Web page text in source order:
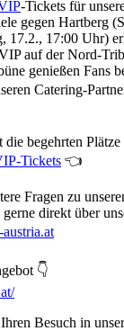
-Tickets für
gegen Hartberg
17.2., 17:00 Uhr)
auf der Nord-
genießen Fans
Catering-
die begehrten
Tickets 👈
Fragen zu
direkt über
👇
Besuch in